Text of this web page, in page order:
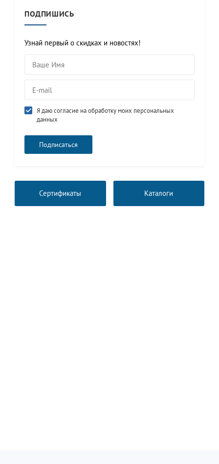
ПОДПИШИСЬ
Узнай первый о скидках и новостях!
Я даю согласие на обработку моих персональных
данных
Сертификаты Каталоги